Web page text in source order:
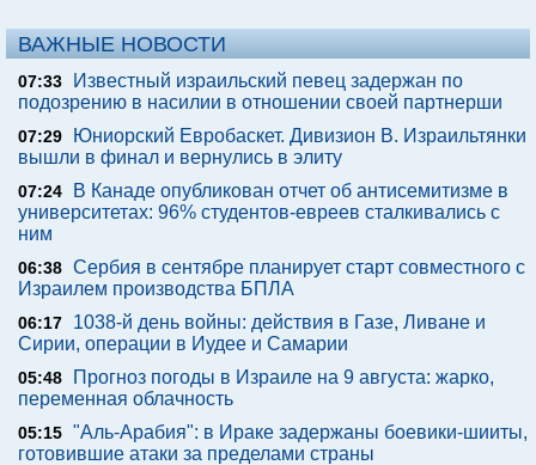
ВАЖНЫЕ НОВОСТИ
07:33
Известный израильский певец задержан по
подозрению в насилии в отношении своей партнерши
07:29
Юниорский Евробаскет. Дивизион В. Израильтянки
вышли в финал и вернулись в элиту
07:24
В Канаде опубликован отчет об антисемитизме в
университетах: 96% студентов-евреев сталкивались с
ним
06:38 Сербия в сентябре планирует старт совместного с
Израилем производства БПЛА
06:17
1038-й день войны: действия в Газе, Ливане и
Сирии, операции в Иудее и Самарии
05:48
Прогноз погоды в Израиле на 9 августа: жарко,
переменная облачность
05:15 "Аль-Арабия": в Ираке задержаны боевики-шииты,
готовившие атаки за пределами страны